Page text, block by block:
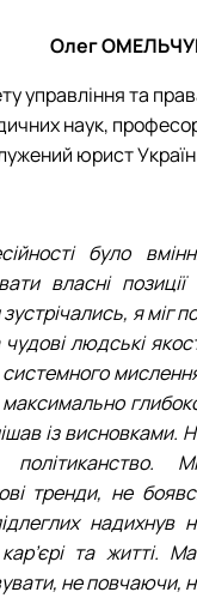
Олег
управління та
наук,
юрист
було
власні позиції
я міг
людські
із висновками.
тренди, не
надихнув
та житті.
не повчаючи,